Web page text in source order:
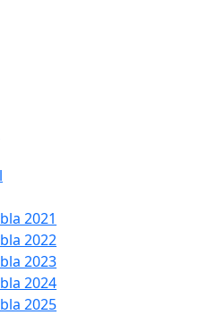
2021
2022
2023
2024
2025